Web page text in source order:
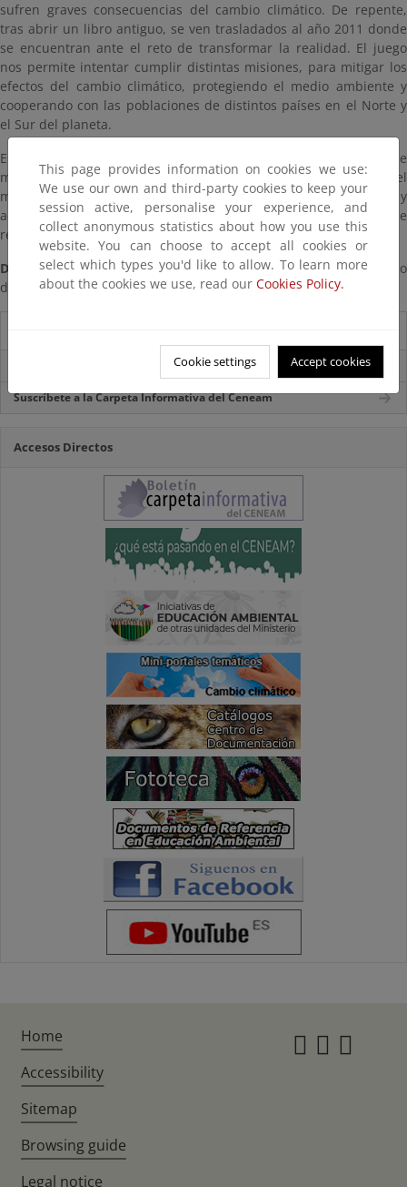
sufren graves consecuencias del cambio climático. De repente,
tras abrir un libro antiguo, se ven trasladados al año 2011 donde
se encuentran ante el reto de transformar la realidad. El juego
nos permite intentar cumplir distintas misiones, para mitigar los
efectos del cambio climático, protegiendo el medio ambiente y
cooperando con las poblaciones de distintos países en el Norte y
el Sur del planeta.
El juego se acompaña de una guía didáctica que permite, de
manera sencilla, profundizar en los temas relacionados con el
medio ambiente, a través de análisis de casos reales y
actividades, de fácil aplicación en clase, contando con material de
referencia y orientaciones para el docente.
Disponibilidad: Centro de Documentación del CENEAM. Préstamo
domiciliario
Carpeta Informativa del CENEAM.
Suscríbete a la Carpeta Informativa del Ceneam
Accesos Directos
This page provides information on cookies we use:
We use our own and third-party cookies to keep your
session active, personalise your experience, and
collect anonymous statistics about how you use this
website. You can choose to accept all cookies or
select which types you'd like to allow. To learn more
about the cookies we use, read our Cookies Policy.
Cookie settings Accept cookies
Home
Accessibility
Sitemap
Browsing guide
Legal notice